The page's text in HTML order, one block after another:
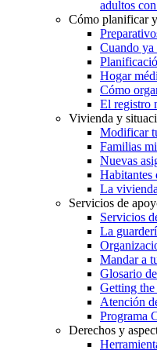
adultos
Cómo planificar
Cuando ya
Hogar
Cómo
El registro
Vivienda y
Modificar
Familias
Nuevas
Habitantes
La vivienda
Servicios de
Servicios
La
Mandar a
Glosario
Getting
Atención
Programa
Derechos y